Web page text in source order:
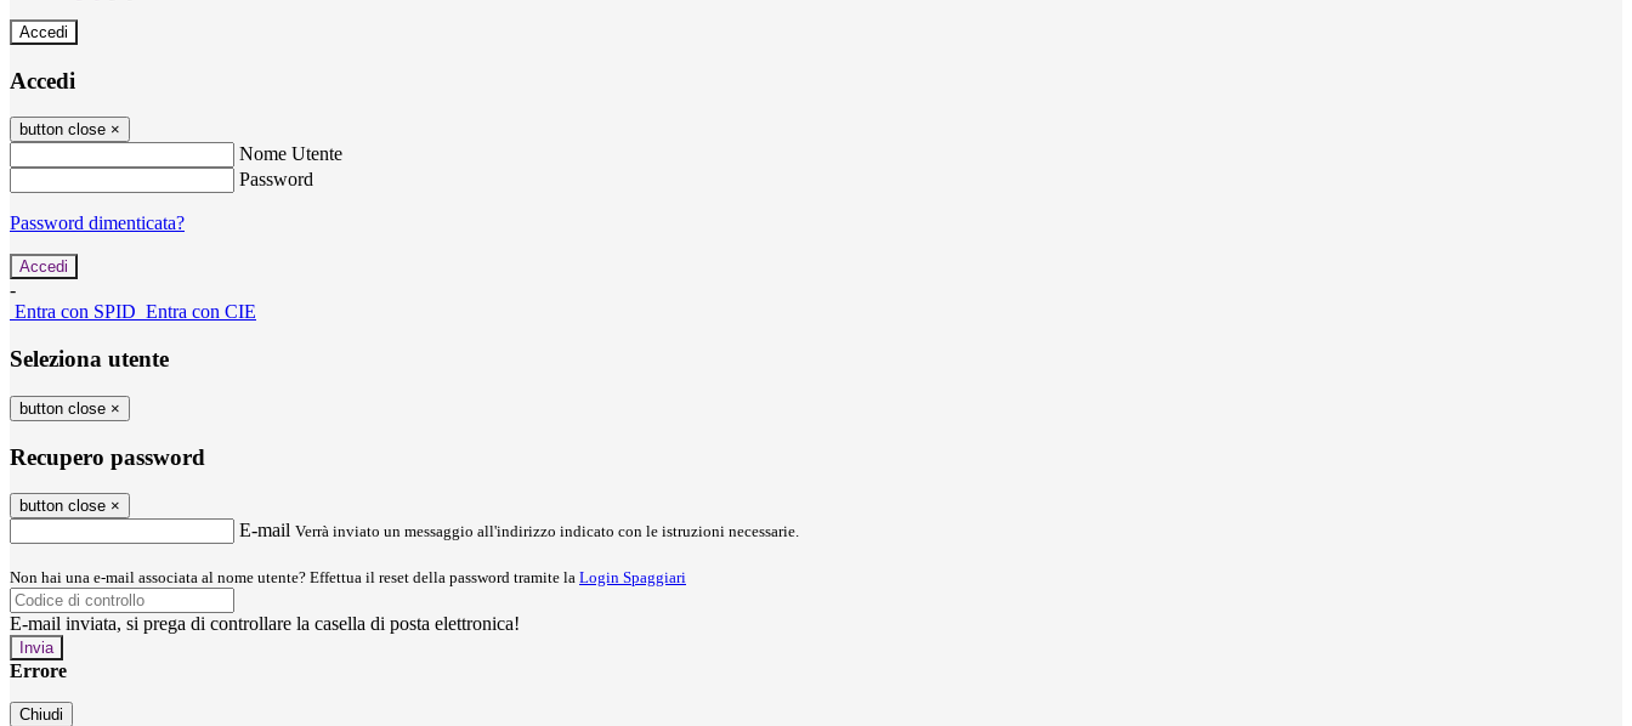
Accedi
Accedi
button close ×
Nome Utente
Password
Password dimenticata?
-
Entra con SPID Entra con CIE
Seleziona utente
button close ×
Recupero password
button close ×
E-mail Verrà inviato un messaggio all'indirizzo indicato con le istruzioni necessarie.
Non hai una e-mail associata al nome utente? Effettua il reset della password tramite la Login Spaggiari
E-mail inviata, si prega di controllare la casella di posta elettronica!
Errore
Chiudi